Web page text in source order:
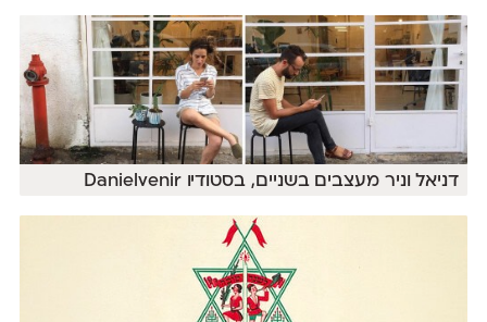
דניאל וניר מעצבים בשניים, בסטודיו Danielvenir